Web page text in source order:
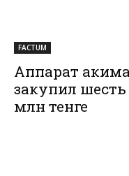
FACTUM
Аппарат
закупил
млн тенге